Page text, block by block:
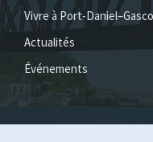
Vivre à Port-
Actualités
Événements